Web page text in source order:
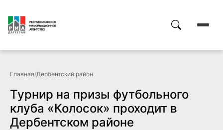
Главная/Дербентский район
Турнир на призы футбольного
клуба «Колосок» проходит в
Дербентском районе